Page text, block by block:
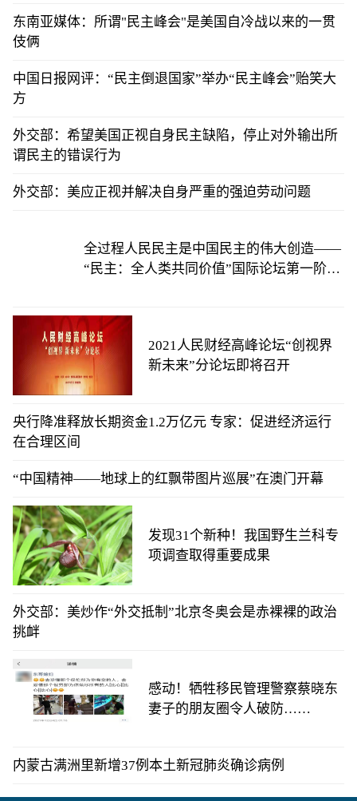
东南亚媒体：所谓"民主峰会"是美国自冷战以来的一贯
伎俩
中国日报网评：“民主倒退国家”举办“民主峰会”贻笑大
方
外交部：希望美国正视自身民主缺陷，停止对外输出所
谓民主的错误行为
外交部：美应正视并解决自身严重的强迫劳动问题
全过程人民民主是中国民主的伟大创造——
“民主：全人类共同价值”国际论坛第一阶段
2021人民财经高峰论坛“创视界
新未来”分论坛即将召开
央行降准释放长期资金1.2万亿元 专家：促进经济运行
在合理区间
“中国精神——地球上的红飘带图片巡展”在澳门开幕
发现31个新种！我国野生兰科专
项调查取得重要成果
外交部：美炒作“外交抵制”北京冬奥会是赤裸裸的政治
挑衅
感动！牺牲移民管理警察蔡晓东
妻子的朋友圈令人破防……
内蒙古满洲里新增37例本土新冠肺炎确诊病例